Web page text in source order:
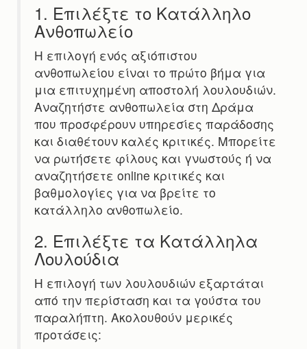
1. Επιλέξτε το Κατάλληλο
Ανθοπωλείο
Η επιλογή ενός αξιόπιστου
ανθοπωλείου είναι το πρώτο βήμα για
μια επιτυχημένη αποστολή λουλουδιών.
Αναζητήστε ανθοπωλεία στη Δράμα
που προσφέρουν υπηρεσίες παράδοσης
και διαθέτουν καλές κριτικές. Μπορείτε
να ρωτήσετε φίλους και γνωστούς ή να
αναζητήσετε online κριτικές και
βαθμολογίες για να βρείτε το
κατάλληλο ανθοπωλείο.
2. Επιλέξτε τα Κατάλληλα
Λουλούδια
Η επιλογή των λουλουδιών εξαρτάται
από την περίσταση και τα γούστα του
παραλήπτη. Ακολουθούν μερικές
προτάσεις: